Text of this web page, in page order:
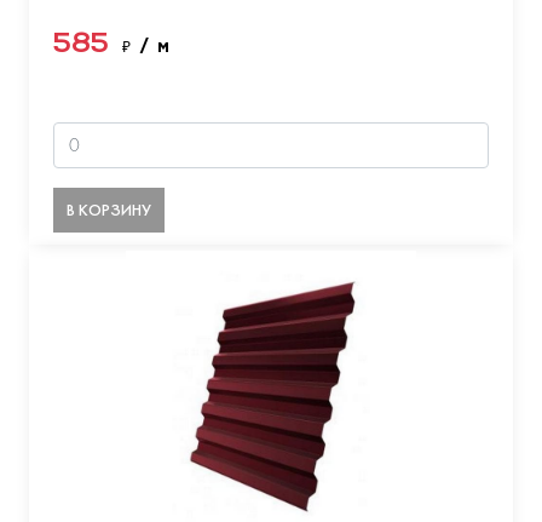
585 ₽ / м
В КОРЗИНУ